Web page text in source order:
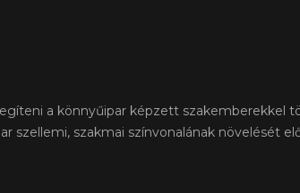
a könnyűipar képzett szakemberekkel
szellemi, szakmai színvonalának növelését